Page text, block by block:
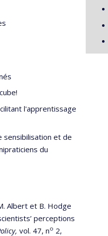
l'apprentissage
sensibilisation et de
du
Albert et B. Hodge
perceptions
vol. 47, no 2,